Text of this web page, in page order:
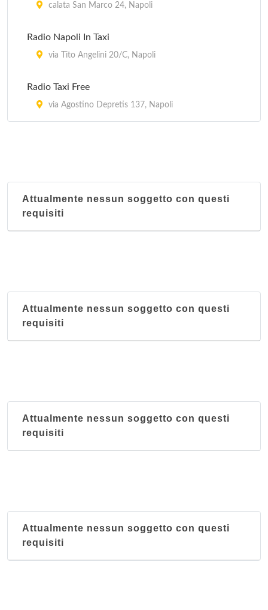
calata San Marco 24, Napoli
Radio Napoli In Taxi
via Tito Angelini 20/C, Napoli
Radio Taxi Free
via Agostino Depretis 137, Napoli
Attualmente nessun soggetto con questi
requisiti
Attualmente nessun soggetto con questi
requisiti
Attualmente nessun soggetto con questi
requisiti
Attualmente nessun soggetto con questi
requisiti